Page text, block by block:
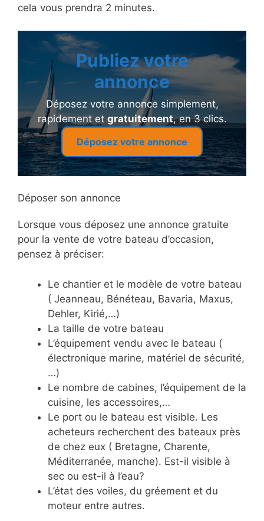
cela vous prendra 2 minutes.
Publiez votre
annonce
Déposez votre annonce simplement,
rapidement et gratuitement, en 3 clics.
Déposez votre annonce
Déposer son annonce
Lorsque vous déposez une annonce gratuite
pour la vente de votre bateau d’occasion,
pensez à préciser:
Le chantier et le modèle de votre bateau
( Jeanneau, Bénéteau, Bavaria, Maxus,
Dehler, Kirié,…)
La taille de votre bateau
L’équipement vendu avec le bateau (
électronique marine, matériel de sécurité,
…)
Le nombre de cabines, l’équipement de la
cuisine, les accessoires,…
Le port ou le bateau est visible. Les
acheteurs recherchent des bateaux près
de chez eux ( Bretagne, Charente,
Méditerranée, manche). Est-il visible à
sec ou est-il à l’eau?
L’état des voiles, du gréement et du
moteur entre autres.